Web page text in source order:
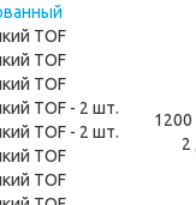
1200
2
TOF
TOF
TOF
TOF - 2 шт.
TOF - 2 шт.
TOF
TOF